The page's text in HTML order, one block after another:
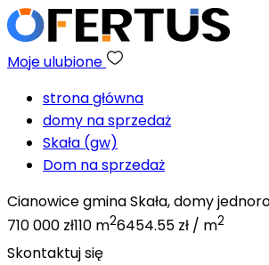
Moje ulubione
strona główna
domy na sprzedaż
Skała (gw)
Dom na sprzedaż
Cianowice gmina Skała, domy
710 000 zł110 m26454.55 zł / m2
Skontaktuj się